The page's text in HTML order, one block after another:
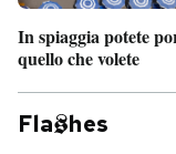
In spiaggia potete
quello che volete
Fla hes